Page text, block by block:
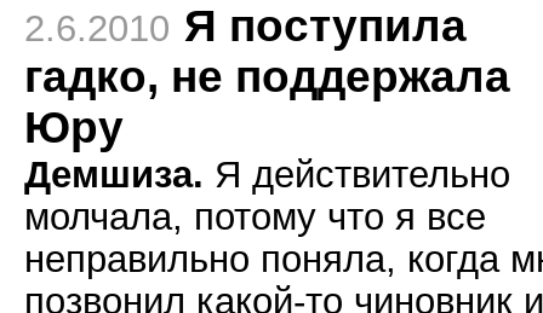
2.6.2010 Я поступила
гадко, не поддержала
Юру
Демшиза. Я действительно
молчала, потому что я все
неправильно поняла, когда
позвонил какой-то чиновник